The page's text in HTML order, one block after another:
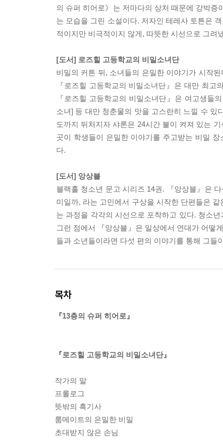
의 슈퍼 히어로》는 저마다의 상처 때문에 강박
는 모습을 그린 소설이다. 저자인 테레사 토튼은
적이지만 비극적이지 않게, 따뜻한 시선으로 그려
[도서] 로즈힐 고등학교의 비밀소녀단
비밀의 커튼 뒤, 소녀들의 은밀한 이야기가 시작
『로즈힐 고등학교의 비밀소녀단』은 대만 최
『로즈힐 고등학교의 비밀소녀단』은 여고생들
소녀] 등 대만 청춘물의 맛을 고스란히 느낄 수
도까지 뒤처지자 샤론은 24시간 불이 켜져 있는
곳이 학생들이 은밀한 이야기를 주고받는 비밀
다.
[도서] 앙상블
블랙홀 청소년 문고 시리즈 14권. 『앙상블』은
미일까, 라는 고민에서 구상을 시작한 단편들은
는 과정을 각각의 시선으로 포착하고 있다. 청소
그런 점에서 『앙상블』은 일상에서 연대가 어떻
들과 소년들이라면 다섯 편의 이야기를 통해 그들
목차
『13층의 슈퍼 히어로』
『로즈힐 고등학교의 비밀소녀단』
작가의 말
프롤로그
뜻밖의 흑기사
룸메이트의 은밀한 비밀
초대받지 않은 손님